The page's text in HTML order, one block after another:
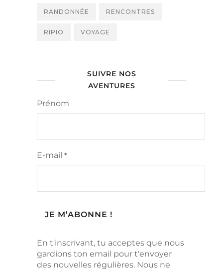
RANDONNÉE RENCONTRES
RIPIO VOYAGE
SUIVRE NOS
AVENTURES
Prénom
E-mail *
En t'inscrivant, tu acceptes que nous
gardions ton email pour t'envoyer
des nouvelles régulières. Nous ne